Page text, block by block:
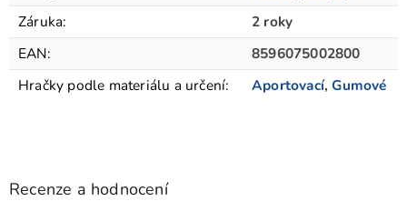
Záruka:
2 roky
EAN:
8596075002800
Hračky podle materiálu a určení: Aportovací,Gumové
Recenze a hodnocení